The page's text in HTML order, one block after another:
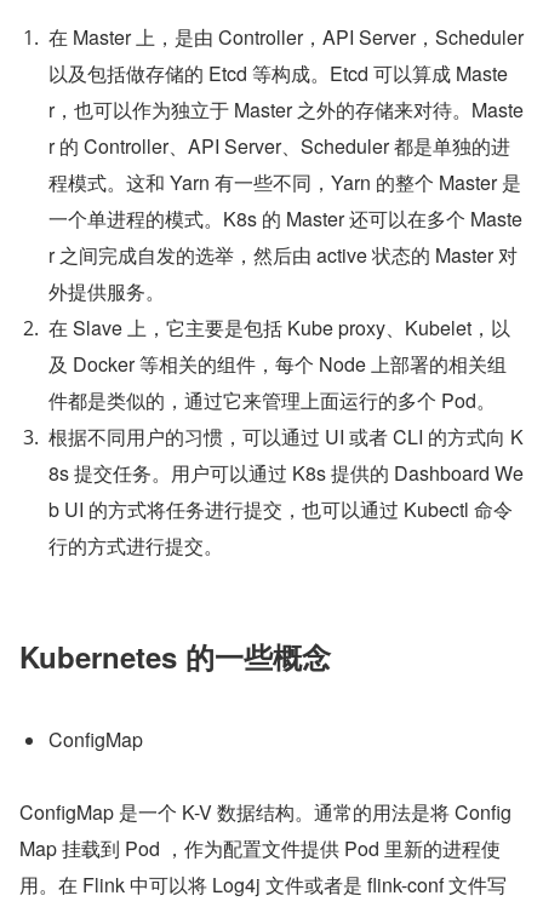
在 Master 上，是由 Controller，API Server，Scheduler
以及包括做存储的 Etcd 等构成。Etcd 可以算成 Maste
r，也可以作为独立于 Master 之外的存储来对待。Maste
r 的 Controller、API Server、Scheduler 都是单独的进
程模式。这和 Yarn 有一些不同，Yarn 的整个 Master 是
一个单进程的模式。K8s 的 Master 还可以在多个 Maste
r 之间完成自发的选举，然后由 active 状态的 Master 对
外提供服务。
在 Slave 上，它主要是包括 Kube proxy、Kubelet，以
及 Docker 等相关的组件，每个 Node 上部署的相关组
件都是类似的，通过它来管理上面运行的多个 Pod。
根据不同用户的习惯，可以通过 UI 或者 CLI 的方式向 K
8s 提交任务。用户可以通过 K8s 提供的 Dashboard We
b UI 的方式将任务进行提交，也可以通过 Kubectl 命令
行的方式进行提交。
Kubernetes 的一些概念
ConfigMap
ConfigMap 是一个 K-V 数据结构。通常的用法是将 Config
Map 挂载到 Pod ，作为配置文件提供 Pod 里新的进程使
用。在 Flink 中可以将 Log4j 文件或者是 flink-conf 文件写